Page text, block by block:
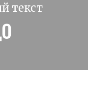
текст